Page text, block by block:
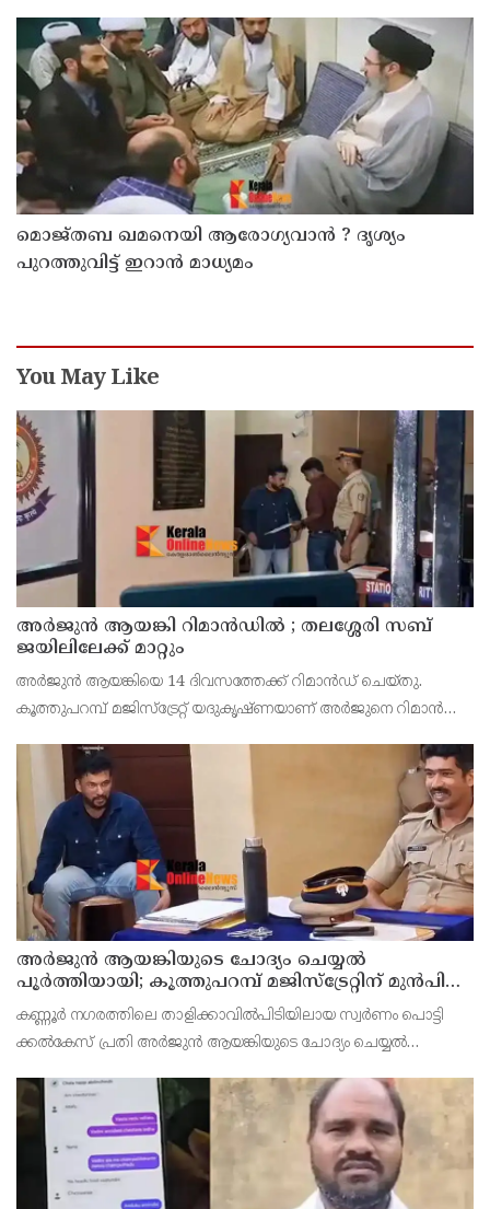
റോഡപകടമാക്കി മാറ്റാന്‍ കാമുകനുമായി
പദ്ധതിയിട്ട യുവതിയും സുഹൃത്തും ഒളിവില്‍
മൊജ്തബ ഖമനെയി ആരോഗ്യവാന്‍ ? ദൃശ്യം
പുറത്തുവിട്ട് ഇറാന്‍ മാധ്യമം
You May Like
അര്‍ജുന്‍ ആയങ്കി റിമാന്‍ഡില്‍ ; തലശ്ശേരി സബ്
ജയിലിലേക്ക് മാറ്റും
അർജുൻ ആയങ്കിയെ 14 ദിവസത്തേക്ക് റിമാൻഡ് ചെയ്തു.
കൂത്തുപറമ്പ് മജിസ്ട്രേറ്റ് യദുകൃഷ്ണയാണ് അർജുനെ റിമാൻഡ്
ഭീഷണിപ്പെടുത്തിയെന്നാരോപിച്ച് ‌
അര്‍ജുന്‍ ആയങ്കിയുടെ ചോദ്യം ചെയ്യല്‍
പൂര്‍ത്തിയായി; കൂത്തുപറമ്പ് മജിസ്ട്രേറ്റിന് മുൻപില്‍
ഹാജരാക്കും
കണ്ണൂർ നഗരത്തിലെ താളിക്കാവിൽപിടിയിലായ സ്വർണം പൊട്ടി
ക്കൽകേസ് പ്രതി അര്‍ജുന്‍ ആയങ്കിയുടെ ചോദ്യം ചെയ്യല്‍